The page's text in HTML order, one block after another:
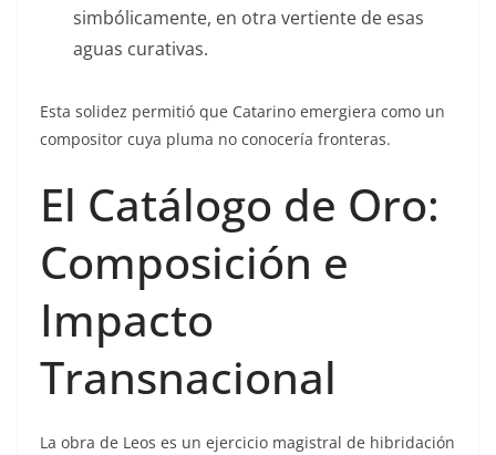
simbólicamente, en otra vertiente de esas
aguas curativas.
Esta solidez permitió que Catarino emergiera como un
compositor cuya pluma no conocería fronteras.
El Catálogo de Oro:
Composición e
Impacto
Transnacional
La obra de Leos es un ejercicio magistral de hibridación